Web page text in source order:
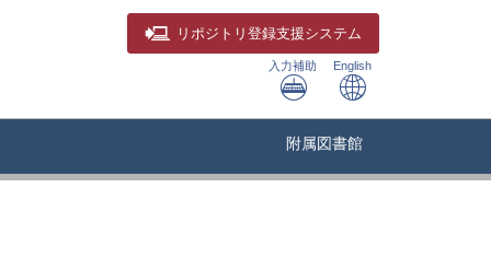
リポジトリ 登録支援システム
入力補助 English
附属図書館